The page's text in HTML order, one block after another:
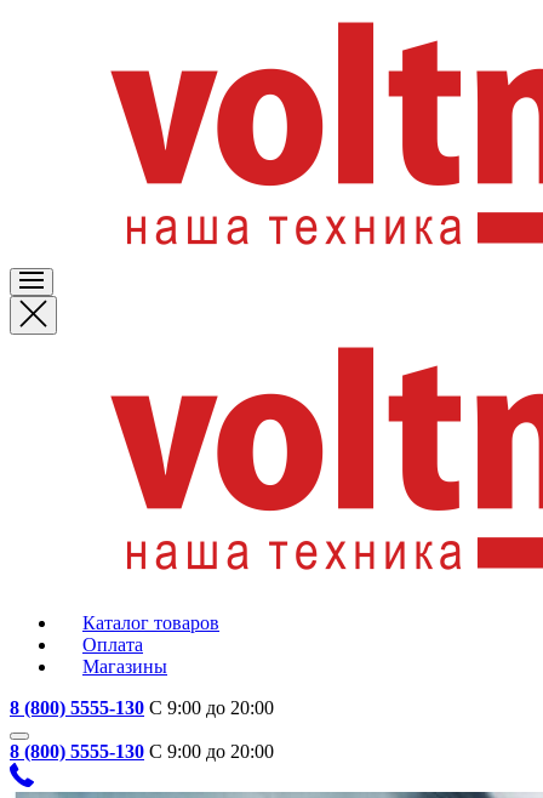
Каталог товаров
Оплата
Магазины
8 (800) 5555-130 С 9:00 до 20:00
8 (800) 5555-130 С 9:00 до 20:00